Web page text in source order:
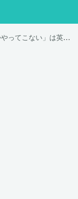
「チャンスは一度しかやってこない」は英語で "Opportunity only knocks once."